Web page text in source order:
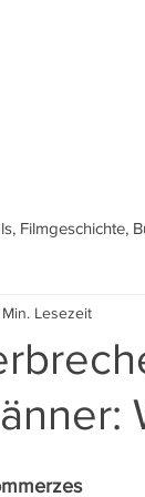
Filmgeschichte,
Lesezeit